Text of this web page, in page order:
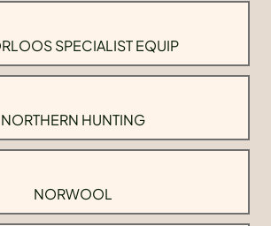
SPECIALIST EQUIP
NORTHERN HUNTING
NORWOOL